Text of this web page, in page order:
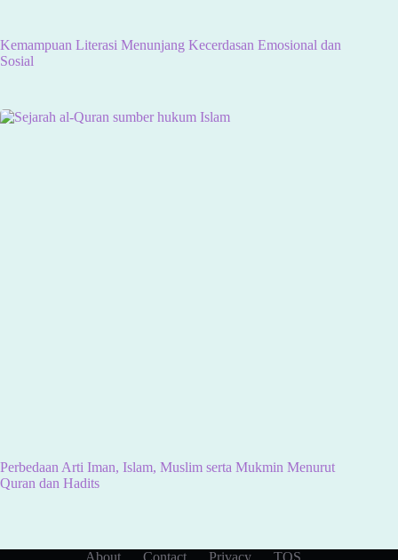
Kemampuan Literasi Menunjang Kecerdasan Emosional dan
Sosial
Perbedaan Arti Iman, Islam, Muslim serta Mukmin Menurut
Quran dan Hadits
About Contact Privacy TOS